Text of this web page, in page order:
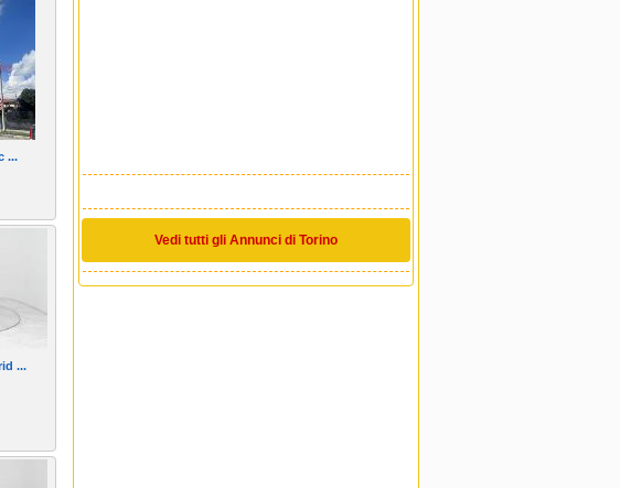
...
...
Vedi tutti gli Annunci di Torino